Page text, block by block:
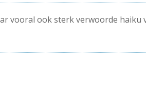
vooral ook sterk verwoorde haiku